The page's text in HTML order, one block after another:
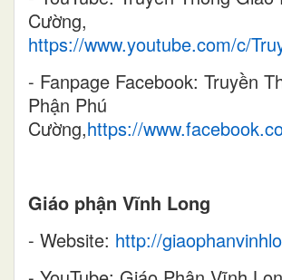
Cường,
https://www.youtube.com/c/
- Fanpage Facebook: Truyền
Phận Phú
Cường,https://
Giáo phận Vĩnh Long
- Website: http://